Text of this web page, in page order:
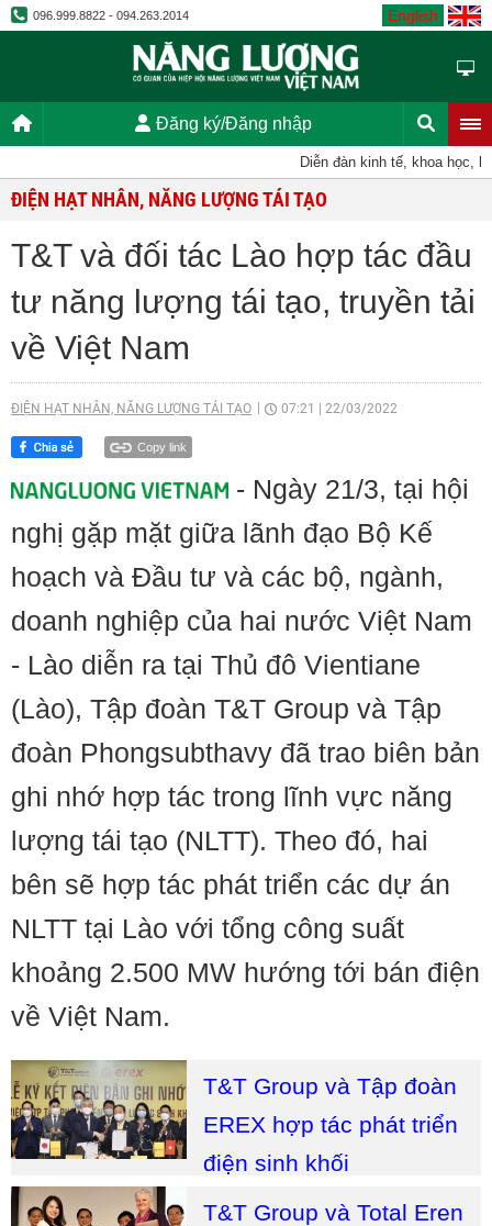
096.999.8822 - 094.263.2014 English
Đăng ký/Đăng nhập
Diễn đàn kinh tế, khoa học, kỹ
ĐIỆN HẠT NHÂN, NĂNG LƯỢNG TÁI TẠO
T&T và đối tác Lào hợp tác đầu
tư năng lượng tái tạo, truyền tải
về Việt Nam
ĐIỆN HẠT NHÂN, NĂNG LƯỢNG TÁI TẠO 07:21 22/03/2022
Copy link
- Ngày 21/3, tại hội
nghị gặp mặt giữa lãnh đạo Bộ Kế
hoạch và Đầu tư và các bộ, ngành,
doanh nghiệp của hai nước Việt Nam
- Lào diễn ra tại Thủ đô Vientiane
(Lào), Tập đoàn T&T Group và Tập
đoàn Phongsubthavy đã trao biên bản
ghi nhớ hợp tác trong lĩnh vực năng
lượng tái tạo (NLTT). Theo đó, hai
bên sẽ hợp tác phát triển các dự án
NLTT tại Lào với tổng công suất
khoảng 2.500 MW hướng tới bán điện
về Việt Nam.
T&T Group và Tập đoàn
EREX hợp tác phát triển
điện sinh khối
T&T Group và Total Eren